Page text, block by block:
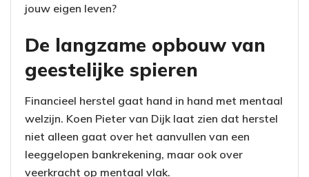
jouw eigen leven?
De langzame opbouw van
geestelijke spieren
Financieel herstel gaat hand in hand met mentaal
welzijn. Koen Pieter van Dijk laat zien dat herstel
niet alleen gaat over het aanvullen van een
leeggelopen bankrekening, maar ook over
veerkracht op mentaal vlak.